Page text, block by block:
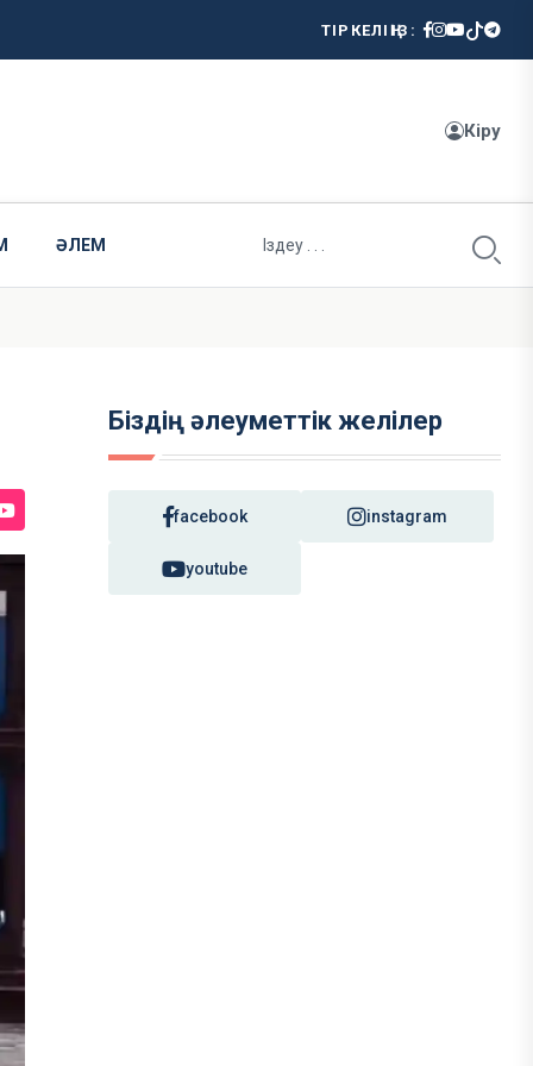
ТІРКЕЛІҢІЗ:
Кіру
ӘЛЕМ
Біздің әлеуметтік желілер
facebook instagram
youtube